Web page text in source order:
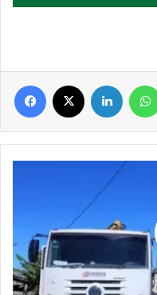
Facebook Linkedin
famílias
sem
energia
por